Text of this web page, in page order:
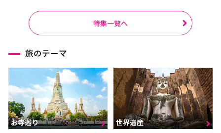
特集一覧へ
旅のテーマ
お寺巡り 世界遺産